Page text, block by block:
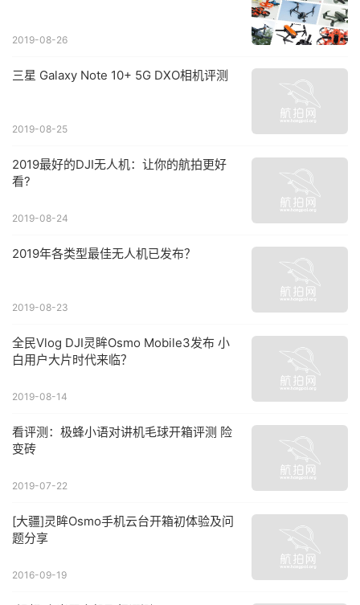
2019-08-26
三星 Galaxy Note 10+ 5G DXO相机评测
2019-08-25
2019最好的DJI无人机：让你的航拍更好
看?
2019-08-24
2019年各类型最佳无人机已发布？
2019-08-23
全民Vlog DJI灵眸Osmo Mobile3发布 小
白用户大片时代来临？
2019-08-14
看评测：极蜂小语对讲机毛球开箱评测 险
变砖
2019-07-22
[大疆]灵眸Osmo手机云台开箱初体验及问
题分享
2016-09-19